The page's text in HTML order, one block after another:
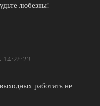
любезны!
14:28:23
работать не